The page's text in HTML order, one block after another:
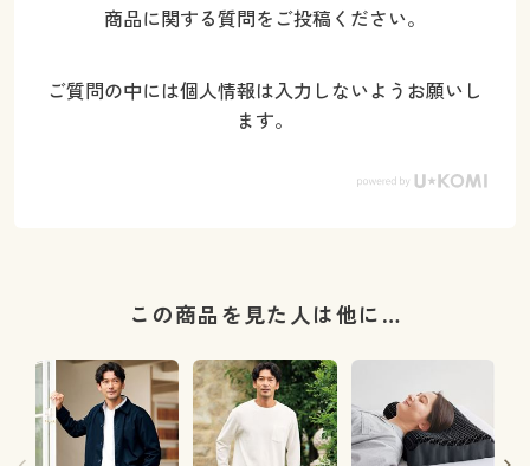
商品に関する質問をご投稿ください。
ご質問の中には個人情報は入力しないようお願いし
ます。
この商品を見た人は他に…